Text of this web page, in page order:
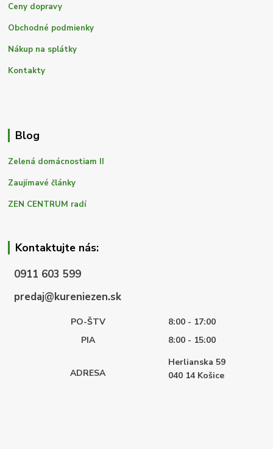
Ceny dopravy
Obchodné podmienky
Nákup na splátky
Kontakty
Blog
Zelená domácnostiam II
Zaujímavé články
ZEN CENTRUM radí
Kontaktujte nás:
0911 603 599
predaj@kureniezen.sk
PO-ŠTV
8:00 - 17:00
PIA
8:00 - 15:00
ADRESA
Herlianska 59
040 14 Košice